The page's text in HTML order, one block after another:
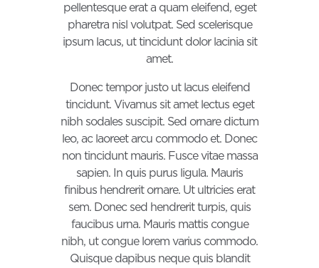
pellentesque erat a quam eleifend, eget
pharetra nisl volutpat. Sed scelerisque
ipsum lacus, ut tincidunt dolor lacinia sit
amet.
Donec tempor justo ut lacus eleifend
tincidunt. Vivamus sit amet lectus eget
nibh sodales suscipit. Sed ornare dictum
leo, ac laoreet arcu commodo et. Donec
non tincidunt mauris. Fusce vitae massa
sapien. In quis purus ligula. Mauris
finibus hendrerit ornare. Ut ultricies erat
sem. Donec sed hendrerit turpis, quis
faucibus urna. Mauris mattis congue
nibh, ut congue lorem varius commodo.
Quisque dapibus neque quis blandit